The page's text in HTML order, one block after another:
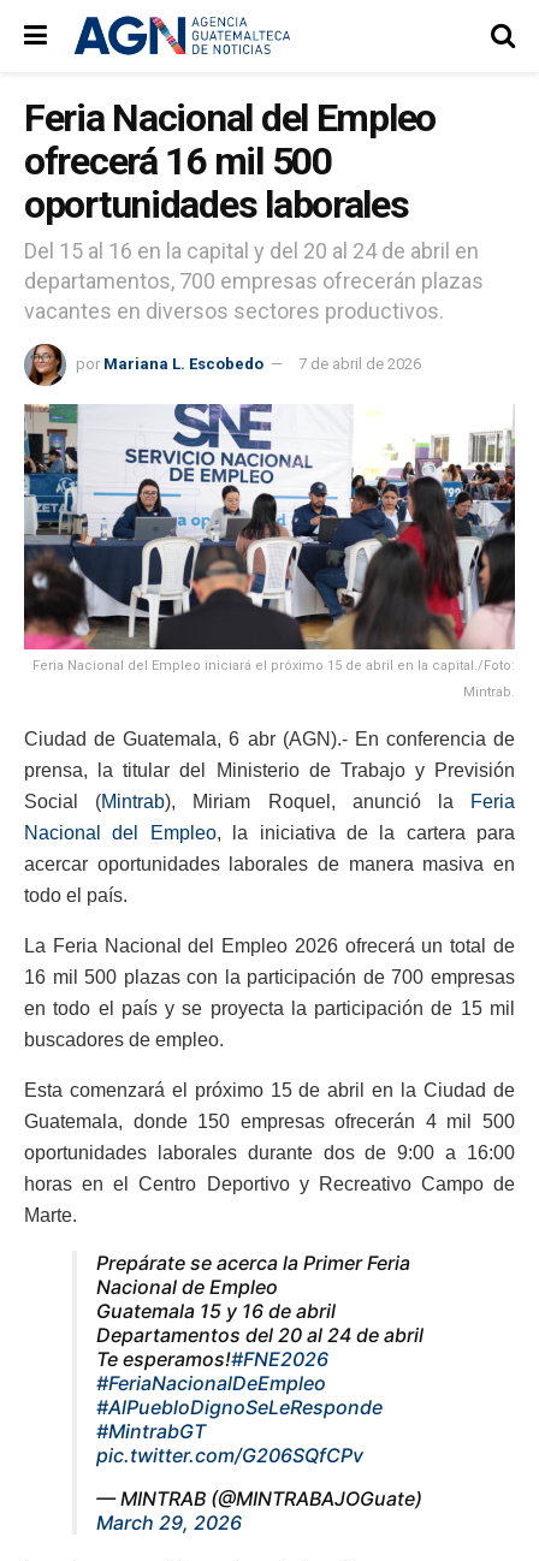
Feria Nacional del Empleo
ofrecerá 16 mil 500
oportunidades laborales
Del 15 al 16 en la capital y del 20 al 24 de abril en
departamentos, 700 empresas ofrecerán plazas
vacantes en diversos sectores productivos.
por Mariana L. Escobedo 7 de abril de 2026
Feria Nacional del Empleo iniciará el próximo 15 de abril en la capital./Foto:
Mintrab.
Ciudad de Guatemala, 6 abr (AGN).- En conferencia de
prensa, la titular del Ministerio de Trabajo y Previsión
Social (Mintrab), Miriam Roquel, anunció la
Feria
Nacional del Empleo, la iniciativa de la cartera para
acercar oportunidades laborales de manera masiva en
todo el país.
La Feria Nacional del Empleo 2026 ofrecerá un total de
16 mil 500 plazas con la participación de 700 empresas
en todo el país y se proyecta la participación de 15 mil
buscadores de empleo.
Esta comenzará el próximo 15 de abril en la Ciudad de
Guatemala, donde 150 empresas ofrecerán 4 mil 500
oportunidades laborales durante dos de 9:00 a 16:00
horas en el Centro Deportivo y Recreativo Campo de
Marte.
Prepárate se acerca la Primer Feria
Nacional de Empleo
Guatemala 15 y 16 de abril
Departamentos del 20 al 24 de abril
Te esperamos!#FNE2026
#FeriaNacionalDeEmpleo
#AlPuebloDignoSeLeResponde
#MintrabGT
pic.twitter.com/G206SQfCPv
— MINTRAB (@MINTRABAJOGuate)
March 29, 2026